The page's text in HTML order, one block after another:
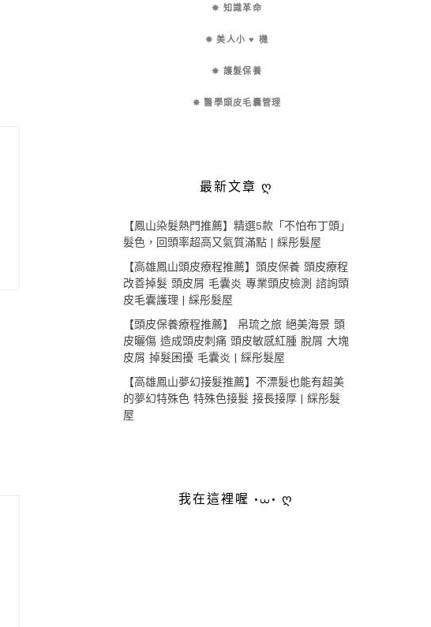
✵ 知識革命
✵ 美人小 ♥ 機
✵ 護髮保養
✵ 醫學頭皮毛囊管理
最新文章 ღ
【鳳山染髮熱門推薦】精選5款「不怕布丁頭」
髮色，回頭率超高又氣質滿點 | 綵彤髮屋
【高雄鳳山頭皮療程推薦】頭皮保養 頭皮療程
改善掉髮 頭皮屑 毛囊炎 專業頭皮檢測 諮詢頭
皮毛囊護理 | 綵彤髮屋
【頭皮保養療程推薦】 帛琉之旅 絕美海景 頭
皮曬傷 造成頭皮刺痛 頭皮敏感紅腫 脫屑 大塊
皮屑 掉髮困擾 毛囊炎 | 綵彤髮屋
【高雄鳳山夢幻接髮推薦】不漂髮也能有超美
的夢幻特殊色 特殊色接髮 接長接厚 | 綵彤髮
屋
我在這裡喔 •⩊• ღ